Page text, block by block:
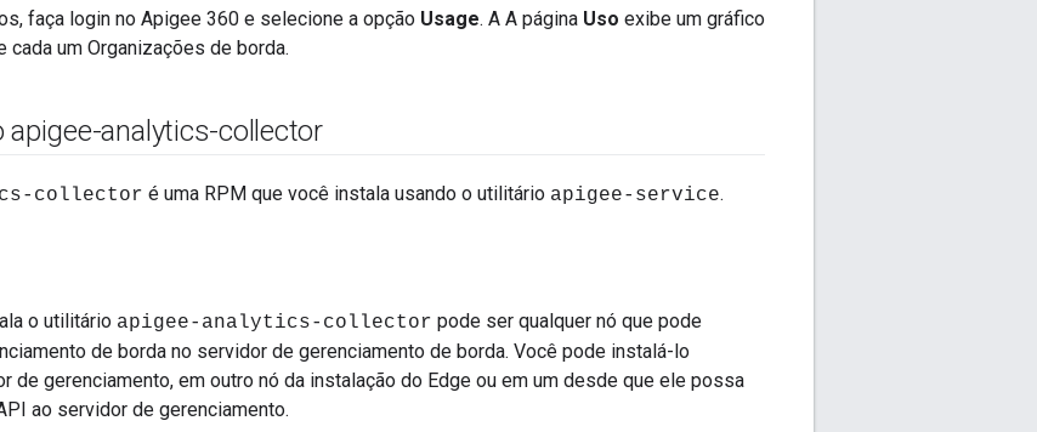
faça login no Apigee 360 e selecione a opção Usage. A A página Uso exibe um gráfico
cada um Organizações de borda.
apigee-analytics-collector
collector é uma RPM que você instala usando o utilitário apigee-service.
o utilitário apigee-analytics-collector pode ser qualquer nó que pode
de borda no servidor de gerenciamento de borda. Você pode instalá-lo
de gerenciamento, em outro nó da instalação do Edge ou em um desde que ele possa
ao servidor de gerenciamento.